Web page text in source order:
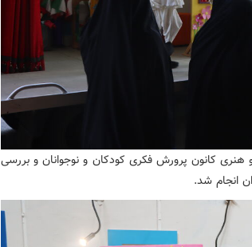
کانون پرورش فکری کودکان و نوجوانان و بررسی
انجام شد.